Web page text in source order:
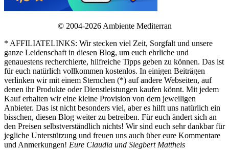
© 2004-2026 Ambiente Mediterran
* AFFILIATELINKS: Wir stecken viel Zeit, Sorgfalt und unsere
ganze Leidenschaft in diesen Blog, um euch ehrliche und
genauestens recherchierte, hilfreiche Tipps geben zu können. Das ist
für euch natürlich vollkommen kostenlos. In einigen Beiträgen
verlinken wir mit einem Sternchen (*) auf andere Webseiten, auf
denen ihr Produkte oder Dienstleistungen kaufen könnt. Mit jedem
Kauf erhalten wir eine kleine Provision von dem jeweiligen
Anbieter. Das ist nicht besonders viel, aber es hilft uns natürlich ein
bisschen, diesen Blog weiter zu betreiben. Für euch ändert sich an
den Preisen selbstverständlich nichts! Wir sind euch sehr dankbar für
jegliche Unterstützung und freuen uns auch über eure Kommentare
und Anmerkungen! Eure Claudia und Siegbert Mattheis